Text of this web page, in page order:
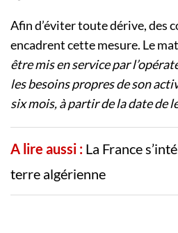
Afin d’éviter toute dérive, des
encadrent cette mesure. Le
être mis en service par
les besoins propres de son
six mois, à partir de la date de
A lire aussi : La France
terre algérienne